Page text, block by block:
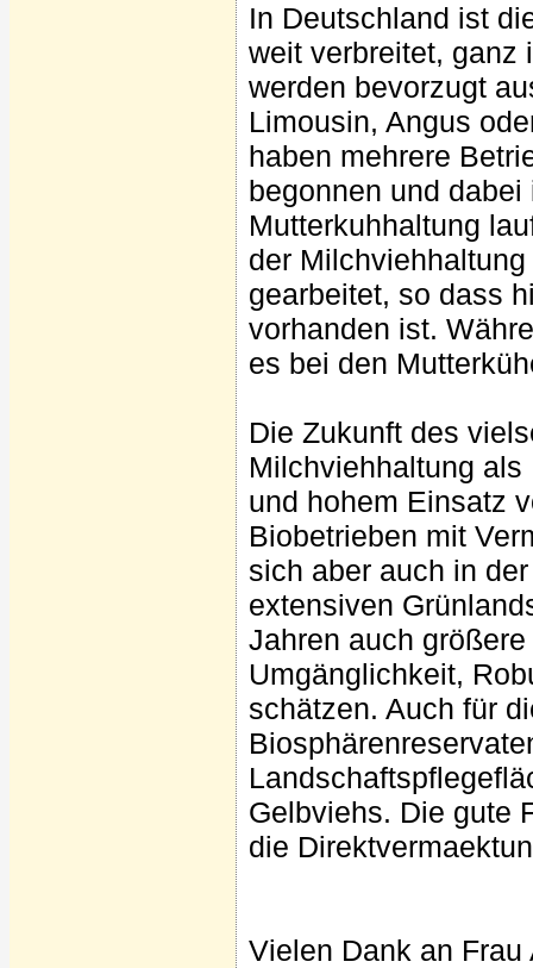
In Deutschland ist
weit verbreitet, ganz
werden bevorzugt
Limousin, Angus
haben mehrere
begonnen und
Mutterkuhhaltung
der
gearbeitet, so dass
vorhanden ist.
es bei den
Die Zukunft des
Milchviehhaltung
und hohem Einsatz
Biobetrieben mit
sich aber auch in
extensiven
Jahren auch
Umgänglichkeit,
schätzen. Auch für
Gelbviehs. Die gute
die
Vielen Dank an